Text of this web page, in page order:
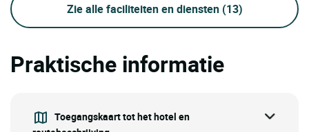
Zie alle faciliteiten en diensten (13)
Praktische informatie
Toegangskaart tot het hotel en